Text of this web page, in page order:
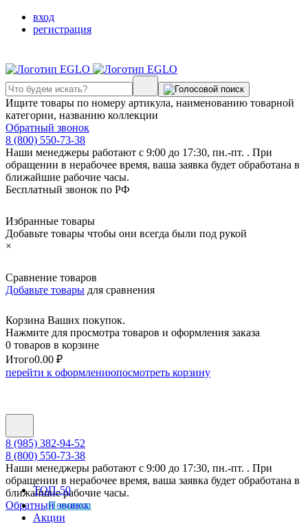
вход
регистрация
Ищите товары по номеру артикула, наименованию товарной
категории, названию коллекции
Обратный звонок
8 (800) 550-73-38
Наши менеджеры работают с 9:00 до 17:30, пн.-пт. . При
обращении в нерабочее время, ваша заявка будет обработана в
ближайшие рабочие часы.
Бесплатный звонок по РФ
Избранные товары
Добавьте товары чтобы они всегда были под рукой
×
Сравнение товаров
Добавьте товары для сравнения
Корзина Ваших покупок.
Нажмите для просмотра товаров и оформления заказа
0 товаров в корзине
Итого0.00 ₽
перейти к оформлениюпосмотреть корзину
8 (985) 382-94-52
8 (800) 550-73-38
Наши менеджеры работают с 9:00 до 17:30, пн.-пт. . При
обращении в нерабочее время, ваша заявка будет обработана в
ближайшие рабочие часы.
Обратный звонок
ТОП-50
Новинки
Акции